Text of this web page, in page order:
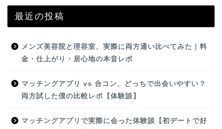
最近の投稿
メンズ美容院と理容室、実際に両方通い比べてみた｜料
金・仕上がり・居心地の本音レポ
マッチングアプリ vs 合コン、どっちで出会いやすい？
両方試した僕の比較レポ【体験談】
マッチングアプリで実際に会った体験談【初デートで好